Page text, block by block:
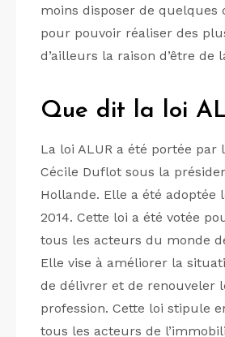
moins disposer de quelques
pour pouvoir réaliser des
d’ailleurs la raison d’être de
Que dit la loi
La loi ALUR a été portée par
Cécile Duflot sous la
Hollande. Elle a été adoptée
2014. Cette loi a été votée
tous les acteurs du monde
Elle vise à améliorer la
de délivrer et de renouveler
profession. Cette loi stipule
tous les acteurs de